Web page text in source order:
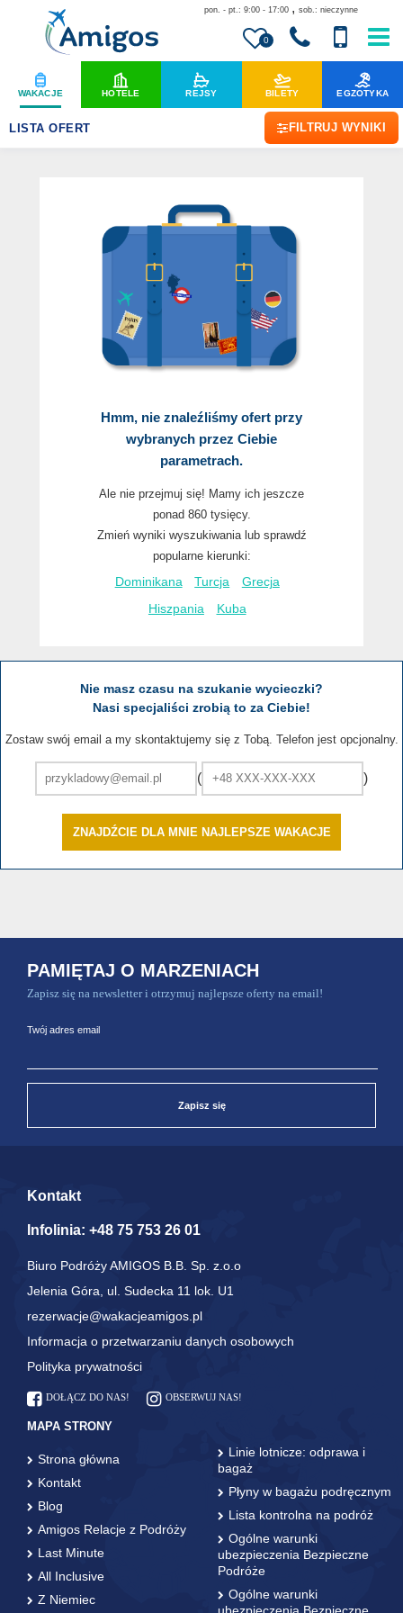
0
pon. - pt.: 9:00 - 17:00 , sob.: nieczynne
WAKACJE HOTELE REJSY BILETY EGZOTYKA
LISTA OFERT FILTRUJ WYNIKI
Hmm, nie znaleźliśmy ofert przy
wybranych przez Ciebie
parametrach.
Ale nie przejmuj się! Mamy ich jeszcze
ponad 860 tysięcy.
Zmień wyniki wyszukiwania lub sprawdź
popularne kierunki:
Dominikana
Turcja Grecja
Hiszpania Kuba
Nie masz czasu na szukanie wycieczki?
Nasi specjaliści zrobią to za Ciebie!
Zostaw swój email a my skontaktujemy się z Tobą. Telefon jest opcjonalny.
( )
ZNAJDŹCIE DLA MNIE NAJLEPSZE WAKACJE
PAMIĘTAJ O MARZENIACH
Zapisz się na newsletter i otrzymuj najlepsze oferty na email!
Twój adres email
Zapisz się
Kontakt
Infolinia: +48 75 753 26 01
Biuro Podróży AMIGOS B.B. Sp. z.o.o
Jelenia Góra, ul. Sudecka 11 lok. U1
rezerwacje@wakacjeamigos.pl
Informacja o przetwarzaniu danych osobowych
Polityka prywatności
DOŁĄCZ DO NAS! OBSERWUJ NAS!
MAPA STRONY
Strona główna
Kontakt
Blog
Amigos Relacje z Podróży
Last Minute
All Inclusive
Z Niemiec
Linie lotnicze: odprawa i
bagaż
Płyny w bagażu podręcznym
Lista kontrolna na podróż
Ogólne warunki
ubezpieczenia Bezpieczne
Podróże
Ogólne warunki